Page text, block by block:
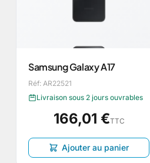
Samsung Galaxy A17
Réf: AR22521
Livraison sous 2 jours ouvrables
166,01 €TTC
Ajouter au panier